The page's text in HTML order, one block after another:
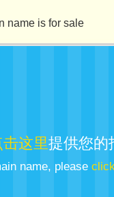
name is for sale
击这里提供您的
name, please